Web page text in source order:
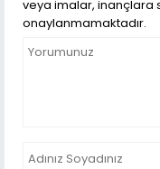
veya imalar, inançlara
onaylanmamaktadır.